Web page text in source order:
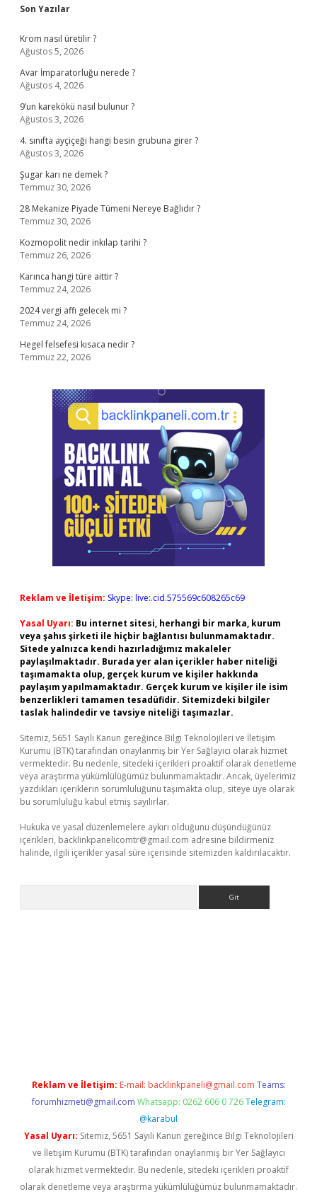
Sidebar
Son Yazılar
Krom nasıl üretilir ?
Ağustos 5, 2026
Avar İmparatorluğu nerede ?
Ağustos 4, 2026
9’un karekökü nasıl bulunur ?
Ağustos 3, 2026
4. sınıfta ayçiçeği hangi besin grubuna girer ?
Ağustos 3, 2026
Şugar karı ne demek ?
Temmuz 30, 2026
28 Mekanize Piyade Tümeni Nereye Bağlıdır ?
Temmuz 30, 2026
Kozmopolit nedir inkılap tarihi ?
Temmuz 26, 2026
Karınca hangi türe aittir ?
Temmuz 24, 2026
2024 vergi affı gelecek mi ?
Temmuz 24, 2026
Hegel felsefesi kısaca nedir ?
Temmuz 22, 2026
Reklam ve İletişim: Skype: live:.cid.575569c608265c69
Yasal Uyarı: Bu internet sitesi, herhangi bir marka, kurum
veya şahıs şirketi ile hiçbir bağlantısı bulunmamaktadır.
Sitede yalnızca kendi hazırladığımız makaleler
paylaşılmaktadır. Burada yer alan içerikler haber niteliği
taşımamakta olup, gerçek kurum ve kişiler hakkında
paylaşım yapılmamaktadır. Gerçek kurum ve kişiler ile isim
benzerlikleri tamamen tesadüfidir. Sitemizdeki bilgiler
taslak halindedir ve tavsiye niteliği taşımazlar.
Sitemiz, 5651 Sayılı Kanun gereğince Bilgi Teknolojileri ve İletişim
Kurumu (BTK) tarafından onaylanmış bir Yer Sağlayıcı olarak hizmet
vermektedir. Bu nedenle, sitedeki içerikleri proaktif olarak denetleme
veya araştırma yükümlülüğümüz bulunmamaktadır. Ancak, üyelerimiz
yazdıkları içeriklerin sorumluluğunu taşımakta olup, siteye üye olarak
bu sorumluluğu kabul etmiş sayılırlar.
Hukuka ve yasal düzenlemelere aykırı olduğunu düşündüğünüz
içerikleri, backlinkpanelicomtr@gmail.com adresine bildirmeniz
halinde, ilgili içerikler yasal süre içerisinde sitemizden kaldırılacaktır.
Reklam ve İletişim: E-mail: backlinkpaneli@gmail.com Teams:
forumhizmeti@gmail.com Whatsapp: 0262 606 0 726 Telegram:
@karabul
Yasal Uyarı: Sitemiz, 5651 Sayılı Kanun gereğince Bilgi Teknolojileri
ve İletişim Kurumu (BTK) tarafından onaylanmış bir Yer Sağlayıcı
olarak hizmet vermektedir. Bu nedenle, sitedeki içerikleri proaktif
olarak denetleme veya araştırma yükümlülüğümüz bulunmamaktadır.